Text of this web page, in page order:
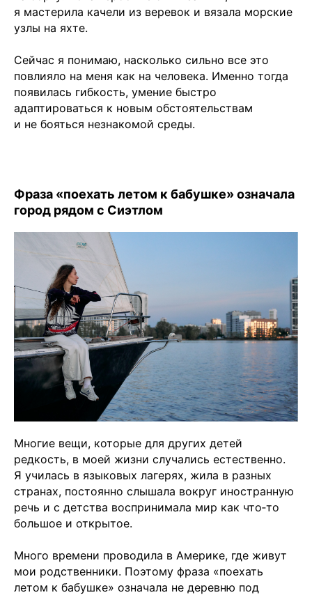
я мастерила качели из веревок и вязала морские
узлы на яхте.
Сейчас я понимаю, насколько сильно все это
повлияло на меня как на человека. Именно тогда
появилась гибкость, умение быстро
адаптироваться к новым обстоятельствам
и не бояться незнакомой среды.
Фраза «поехать летом к бабушке» означала
город рядом с Сиэтлом
Многие вещи, которые для других детей
редкость, в моей жизни случались естественно.
Я училась в языковых лагерях, жила в разных
странах, постоянно слышала вокруг иностранную
речь и с детства воспринимала мир как что‑то
большое и открытое.
Много времени проводила в Америке, где живут
мои родственники. Поэтому фраза «поехать
летом к бабушке» означала не деревню под